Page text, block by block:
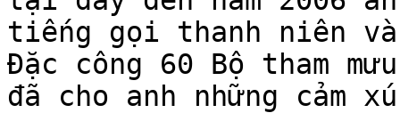
tiếng gọi thanh niên
Đặc công 60 Bộ tham
đã cho anh những cảm